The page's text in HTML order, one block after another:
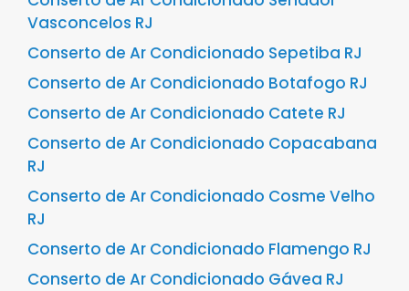
Vasconcelos RJ
Conserto de Ar Condicionado Sepetiba RJ
Conserto de Ar Condicionado Botafogo RJ
Conserto de Ar Condicionado Catete RJ
Conserto de Ar Condicionado Copacabana
RJ
Conserto de Ar Condicionado Cosme Velho
RJ
Conserto de Ar Condicionado Flamengo RJ
Conserto de Ar Condicionado Gávea RJ